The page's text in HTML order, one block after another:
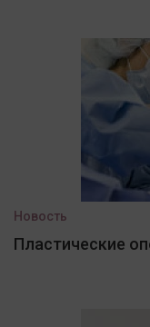
Новость
Пластические